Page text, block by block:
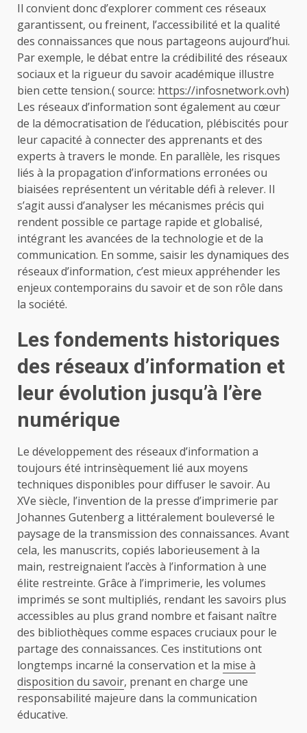
Il convient donc d’explorer comment ces réseaux
garantissent, ou freinent, l’accessibilité et la qualité
des connaissances que nous partageons aujourd’hui.
Par exemple, le débat entre la crédibilité des réseaux
sociaux et la rigueur du savoir académique illustre
bien cette tension.( source: https://infosnetwork.ovh)
Les réseaux d’information sont également au cœur
de la démocratisation de l’éducation, plébiscités pour
leur capacité à connecter des apprenants et des
experts à travers le monde. En parallèle, les risques
liés à la propagation d’informations erronées ou
biaisées représentent un véritable défi à relever. Il
s’agit aussi d’analyser les mécanismes précis qui
rendent possible ce partage rapide et globalisé,
intégrant les avancées de la technologie et de la
communication. En somme, saisir les dynamiques des
réseaux d’information, c’est mieux appréhender les
enjeux contemporains du savoir et de son rôle dans
la société.
Les fondements historiques
des réseaux d’information et
leur évolution jusqu’à l’ère
numérique
Le développement des réseaux d’information a
toujours été intrinsèquement lié aux moyens
techniques disponibles pour diffuser le savoir. Au
XVe siècle, l’invention de la presse d’imprimerie par
Johannes Gutenberg a littéralement bouleversé le
paysage de la transmission des connaissances. Avant
cela, les manuscrits, copiés laborieusement à la
main, restreignaient l’accès à l’information à une
élite restreinte. Grâce à l’imprimerie, les volumes
imprimés se sont multipliés, rendant les savoirs plus
accessibles au plus grand nombre et faisant naître
des bibliothèques comme espaces cruciaux pour le
partage des connaissances. Ces institutions ont
longtemps incarné la conservation et la mise à
disposition du savoir, prenant en charge une
responsabilité majeure dans la communication
éducative.